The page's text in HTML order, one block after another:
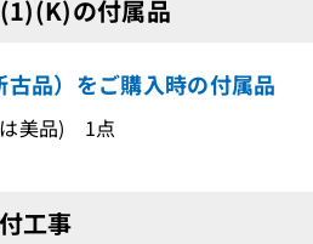
の付属品
品）をご購入時の付属品
は美品) 1点
工事